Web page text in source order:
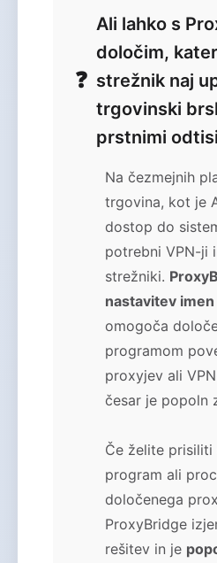
Ali lahko s
določim,
strežnik naj
trgovinski
prstnimi
Na čezmejnih
trgovina, kot je
dostop do
potrebni VPN-ji
strežniki.
nastavitev
omogoča
programom
proxyjev ali
česar je popoln
Če želite prisiliti
program ali
določenega
ProxyBridge
rešitev in je